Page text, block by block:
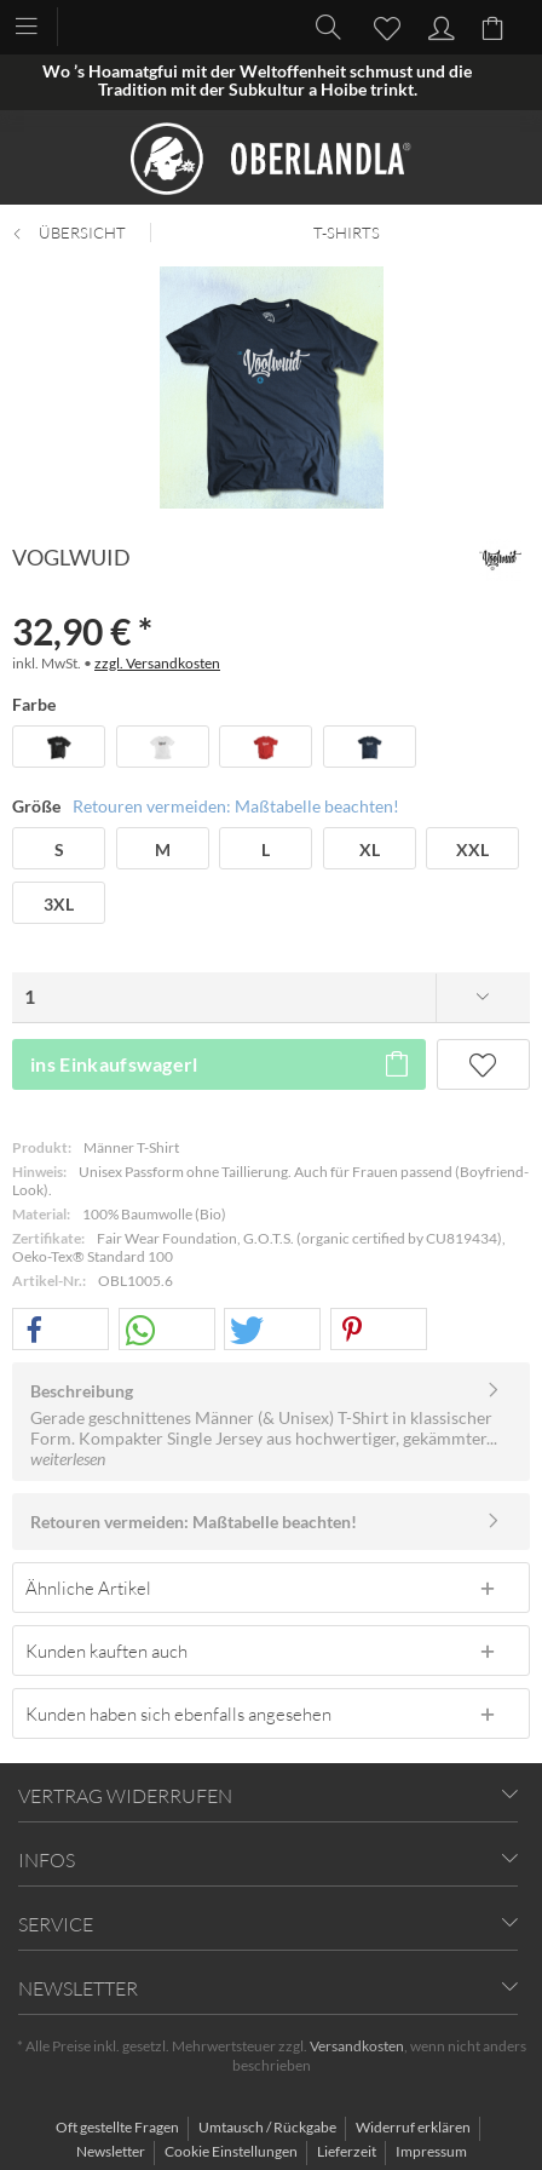
Wo ’s Hoamatgfui mit der Weltoffenheit schmust und die
Tradition mit der Subkultur a Hoibe trinkt.
ÜBERSICHT T-SHIRTS
VOGLWUID
32,90 € *
inkl. MwSt. • zzgl. Versandkosten
Farbe
Größe Retouren vermeiden: Maßtabelle beachten!
S M L XL XXL
3XL
ins Einkaufswagerl
Produkt:
Männer T-Shirt
Hinweis:
Unisex Passform ohne Taillierung. Auch für Frauen passend (Boyfriend-
Look).
Material:
100% Baumwolle (Bio)
Zertifikate:
Fair Wear Foundation, G.O.T.S. (organic certified by CU819434),
Oeko-Tex® Standard 100
Artikel-Nr.:
OBL1005.6
Beschreibung
Gerade geschnittenes Männer (& Unisex) T-Shirt in klassischer
Form. Kompakter Single Jersey aus hochwertiger, gekämmter...
weiterlesen
Retouren vermeiden: Maßtabelle beachten!
Ähnliche Artikel
Kunden kauften auch
Kunden haben sich ebenfalls angesehen
VERTRAG WIDERRUFEN
INFOS
SERVICE
NEWSLETTER
* Alle Preise inkl. gesetzl. Mehrwertsteuer zzgl. Versandkosten, wenn nicht anders
beschrieben
Oft gestellte Fragen Umtausch / Rückgabe
Widerruf erklären
Newsletter
Cookie Einstellungen Lieferzeit Impressum